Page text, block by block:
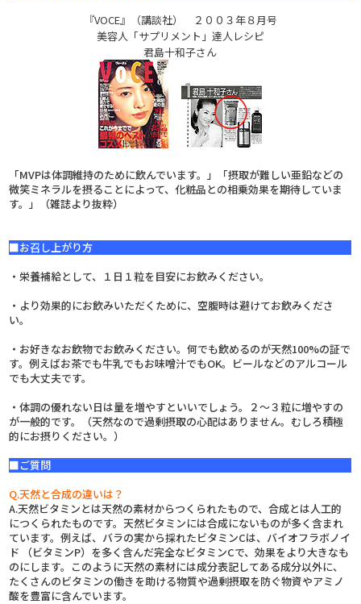
『VOCE』（講談社） ２００３年８月号
美容人「サプリメント」達人レシピ
君島十和子さん
「MVPは体調維持のために飲んでいます。」「摂取が難しい亜鉛などの
微笑ミネラルを摂ることによって、化粧品との相乗効果を期待していま
す。」（雑誌より抜粋）
■お召し上がり方
・栄養補給として、１日１粒を目安にお飲みください。
・より効果的にお飲みいただくために、空腹時は避けてお飲みくださ
い。
・お好きなお飲物でお飲みください。何でも飲めるのが天然100%の証で
す。例えばお茶でも牛乳でもお味噌汁でもOK。ビールなどのアルコール
でも大丈夫です。
・体調の優れない日は量を増やすといいでしょう。２～３粒に増やすの
が一般的です。（天然なので過剰摂取の心配はありません。むしろ積極
的にお摂りください。）
■ご質問
Q.天然と合成の違いは？
A.天然ビタミンとは天然の素材からつくられたもので、合成とは人工的
につくられたものです。天然ビタミンには合成にないものが多く含まれ
ています。例えば、バラの実から採れたビタミンCは、バイオフラボノイ
ド （ビタミンP）を多く含んだ完全なビタミンCで、効果をより大きなも
のにします。このように天然の素材には成分表記してある成分以外に、
たくさんのビタミンの働きを助ける物質や過剰摂取を防ぐ物資やアミノ
酸を豊富に含んでいます。